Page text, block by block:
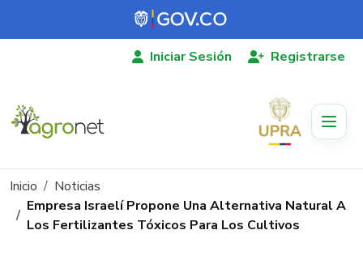
Pasar al contenido principal
Iniciar Sesión Registrarse
Ruta de navegación
Inicio
Noticias
Empresa Israelí Propone Una Alternativa Natural A
Los Fertilizantes Tóxicos Para Los Cultivos